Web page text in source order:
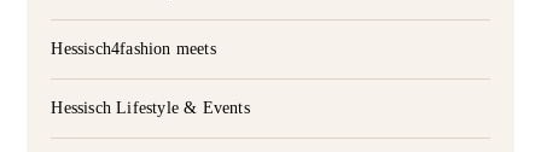
Hessisch4fashion meets
Hessisch Lifestyle & Events